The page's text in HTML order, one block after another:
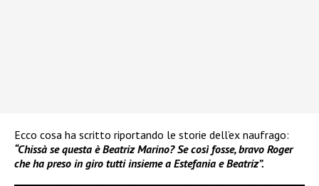
Ecco cosa ha scritto riportando le storie dell’ex naufrago:
“Chissà se questa è Beatriz Marino? Se così fosse, bravo Roger
che ha preso in giro tutti insieme a Estefania e Beatriz”.